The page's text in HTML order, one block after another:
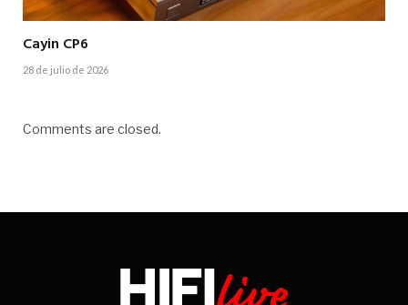
Cayin CP6
28 de julio de 2026
Comments are closed.